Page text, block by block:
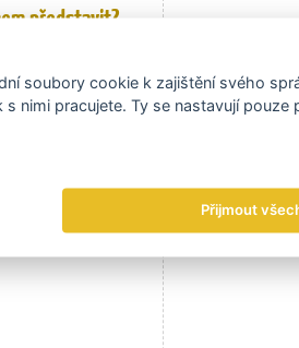
představit?
nebo montážní
požadovaném
znamená, že
disponovat
soubory cookie k zajištění svého
nimi pracujete. Ty se nastavují pouze
Přijmout